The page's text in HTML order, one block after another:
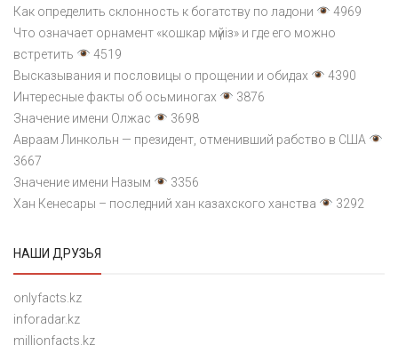
Как определить склонность к богатству по ладони
4969
Что означает орнамент «кошкар мүйіз» и где его можно
встретить
4519
Высказывания и пословицы о прощении и обидах
4390
Интересные факты об осьминогах
3876
Значение имени Олжас
3698
Авраам Линкольн — президент, отменивший рабство в США
3667
Значение имени Назым
3356
Хан Кенесары – последний хан казахского ханства
3292
НАШИ ДРУЗЬЯ
onlyfacts.kz
inforadar.kz
millionfacts.kz